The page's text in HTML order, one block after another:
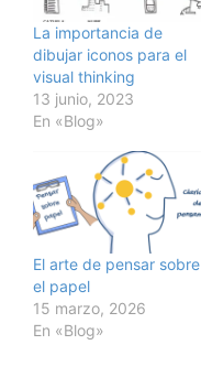
La importancia de
dibujar iconos para el
visual thinking
13 junio, 2023
En «Blog»
El arte de pensar sobre
el papel
15 marzo, 2026
En «Blog»